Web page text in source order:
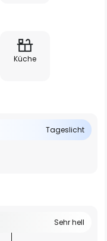
Küche
Tageslicht
Sehr hell